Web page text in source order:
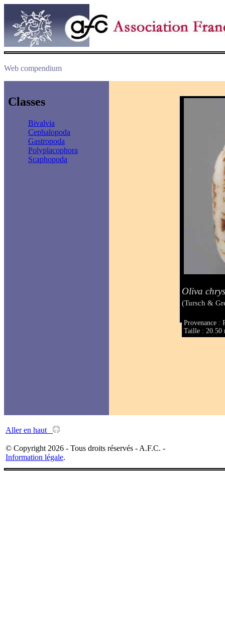
Web compendium
Classes
Bivalvia
Cephalopoda
Gastropoda
Polyplacophora
Scaphopoda
Oliva
(Tursch &
Provenance :
Taille : 20.50
Aller en haut
© Copyright 2026 - Tous droits réservés - A.F.C. -
Information légale.